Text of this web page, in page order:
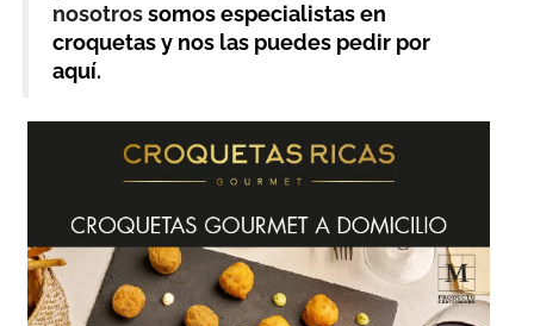
nosotrossomos especialistas en
croquetas y nos las puedes pedir por
aquí.